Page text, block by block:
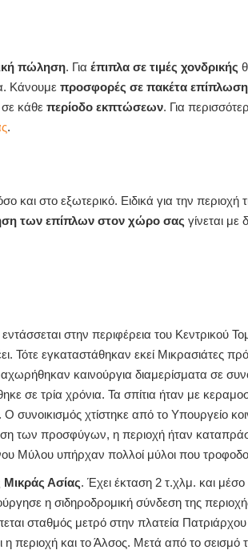
πώληση. Για έπιπλα σε τιμές χονδρικής
Κάνουμε προσφορές σε πακέτα
κάθε περίοδο εκπτώσεων. Για
.
στο εξωτερικό. Ειδικά για την περιοχή
των επίπλων στον χώρο σας γίνεται με
στην περιφέρεια του Κεντρικού
Τότε εγκαταστάθηκαν εκεί Μικρασιάτες
καινούργια διαμερίσματα σε
σε τρία χρόνια. Τα σπίτια ήταν με
συνοικισμός χτίστηκε από το Υπουργείο
των προσφύγων, η περιοχή ήταν
Μύλου υπήρχαν πολλοί μύλοι που
Μικράς Ασίας. Έχει έκταση 2 τ.χλμ. και
η σιδηροδρομική σύνδεση της
σταθμός μετρό στην πλατεία Πατριάρχου
και το Άλσος. Μετά από το σεισμό